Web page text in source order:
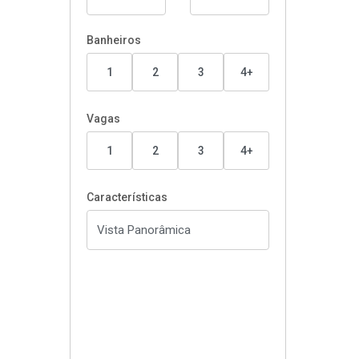
Banheiros
1 2 3 4+
Vagas
1 2 3 4+
Características